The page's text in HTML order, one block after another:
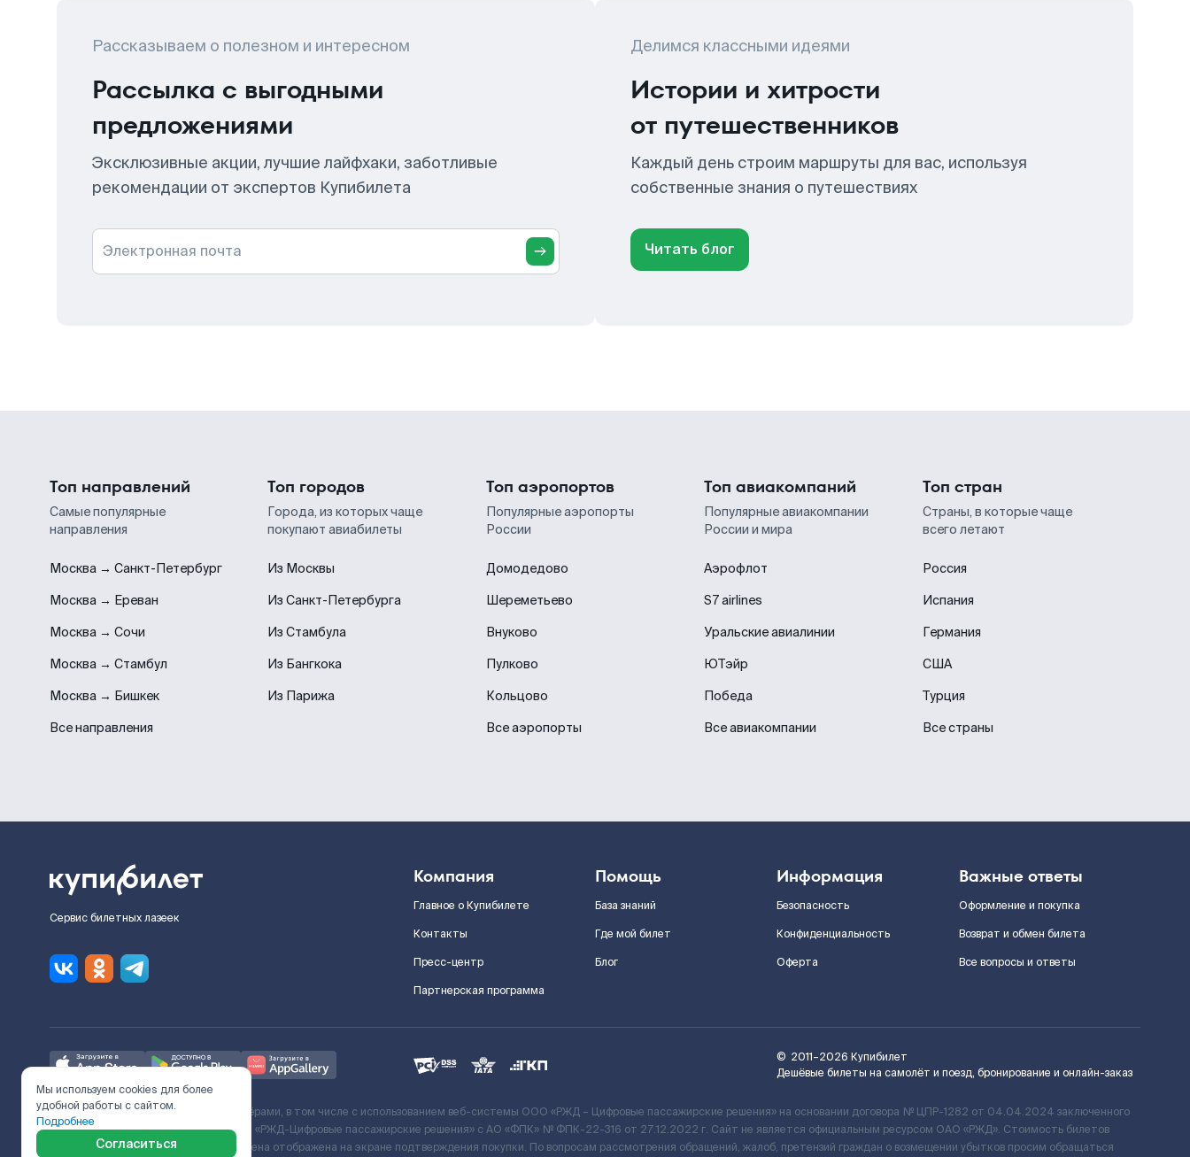
Рассказываем о полезном и интересном
Рассылка с выгодными
предложениями
Эксклюзивные акции, лучшие лайфхаки, заботливые
рекомендации от экспертов Купибилета
Электронная почта
Делимся классными идеями
Истории и хитрости
от путешественников
Каждый день строим маршруты для вас, используя
собственные знания о путешествиях
Читать блог
Топ направлений
Самые популярные
направления
Москва → Санкт-Петербург
Москва → Ереван
Москва → Сочи
Москва → Стамбул
Москва → Бишкек
Все направления
Топ городов
Города, из которых чаще
покупают авиабилеты
Из Москвы
Из Санкт-Петербурга
Из Стамбула
Из Бангкока
Из Парижа
Топ аэропортов
Популярные аэропорты
России
Домодедово
Шереметьево
Внуково
Пулково
Кольцово
Все аэропорты
Топ авиакомпаний
Популярные авиакомпании
России и мира
Аэрофлот
S7 airlines
Уральские авиалинии
ЮТэйр
Победа
Все авиакомпании
Топ стран
Страны, в которые чаще
всего летают
Россия
Испания
Германия
США
Турция
Все страны
Сервис билетных лазеек
Компания
Главное о Купибилете
Контакты
Пресс-центр
Партнерская программа
Помощь
База знаний
Где мой билет
Блог
Информация
Безопасность
Конфиденциальность
Оферта
Важные ответы
Оформление и покупка
Возврат и обмен билета
Все вопросы и ответы
© 2011–2026 Купибилет
Дешёвые билеты на самолёт и поезд, бронирование и онлайн-заказ
Ж/Д билеты предоставляются партнёрами, в том числе с использованием веб-системы ООО «РЖД – Цифровые пассажирские решения» на основании договора № ЦПР-1282 от 04.04.2024 заключенного
с Поставщиком услуг и Договора ООО «РЖД-Цифровые пассажирские решения» c АО «ФПК» № ФПК-22-316 от 27.12.2022 г. Сайт не является официальным ресурсом ОАО «РЖД». Стоимость билетов
включает сервисный сбор. Итоговая цена отображена на экране подтверждения покупки. По вопросам рассмотрения обращений, жалоб, претензий граждан о возмещении убытков просим обращаться
Мы используем cookies для более
удобной работы с сайтом.
Подробнее
Согласиться